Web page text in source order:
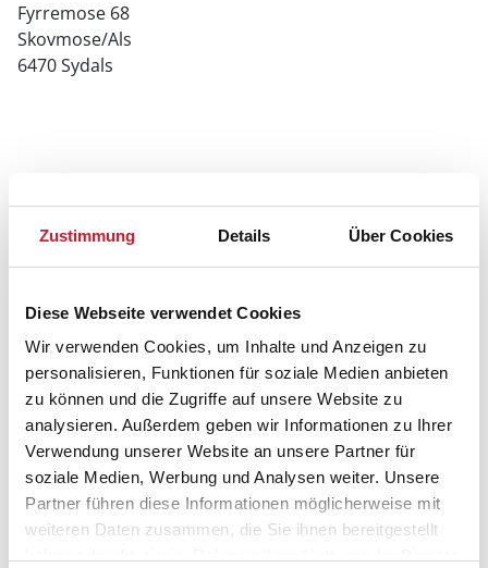
Zustimmung Details Über Cookies
Diese Webseite verwendet Cookies
Wir verwenden Cookies, um Inhalte und Anzeigen zu
personalisieren, Funktionen für soziale Medien anbieten
zu können und die Zugriffe auf unsere Website zu
analysieren. Außerdem geben wir Informationen zu Ihrer
Verwendung unserer Website an unsere Partner für
soziale Medien, Werbung und Analysen weiter. Unsere
Partner führen diese Informationen möglicherweise mit
weiteren Daten zusammen, die Sie ihnen bereitgestellt
Fyrremose 68
Skovmose/Als
6470 Sydals
Belegungskalender